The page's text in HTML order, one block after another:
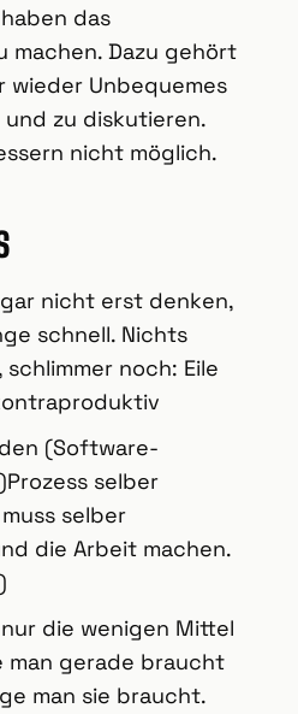
das
machen. Dazu gehört
wieder Unbequemes
zu diskutieren.
nicht möglich.
nicht erst denken,
schnell. Nichts
noch: Eile
(Software-
selber
selber
die Arbeit machen.
die wenigen Mittel
man gerade braucht
man sie braucht.